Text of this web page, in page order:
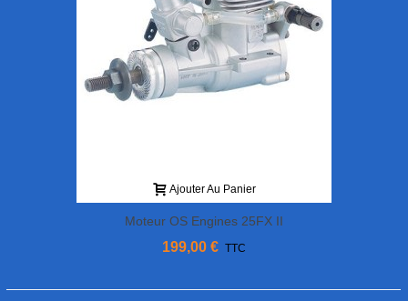
Ajouter Au Panier
Moteur OS Engines 25FX II
199,00 € TTC